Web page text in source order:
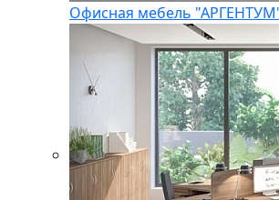
Офисная мебель